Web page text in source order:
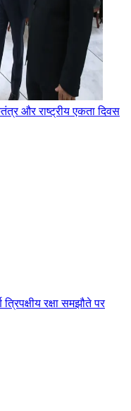
और राष्ट्रीय एकता दिवस
रक्षा समझौते पर